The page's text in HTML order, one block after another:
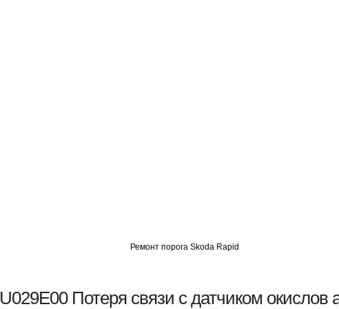
Ремонт порога Skoda Rapid
U029E00 Потеря связи с датчиком окислов